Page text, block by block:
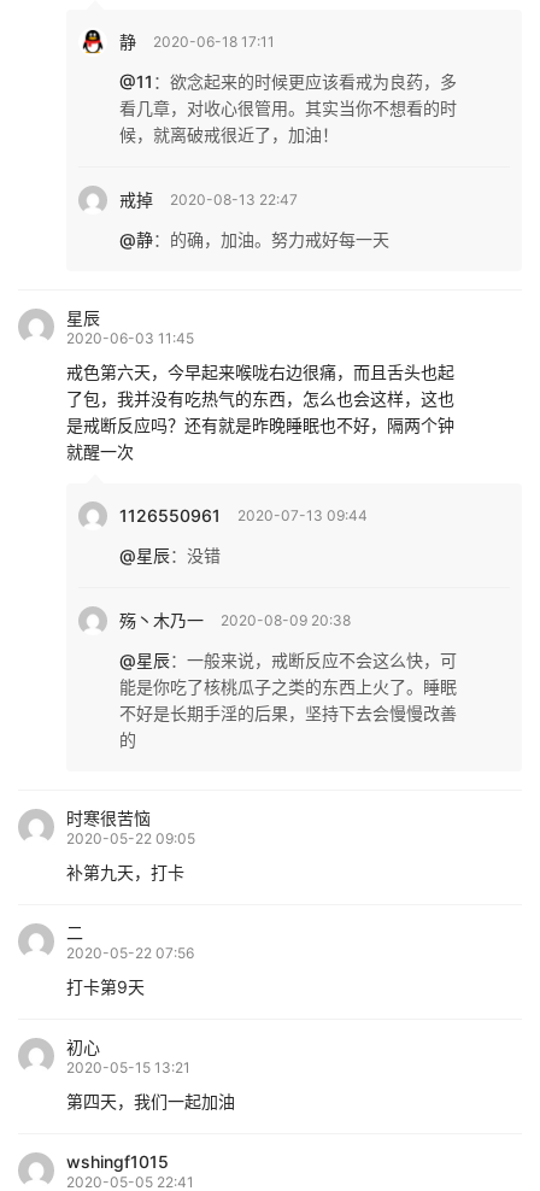
静 2020-06-18 17:11
@11 ： 欲念起来的时候更应该看戒为良药，多
看几章，对收心很管用。其实当你不想看的时
候，就离破戒很近了，加油！
戒掉 2020-08-13 22:47
@静： 的确，加油。努力戒好每一天
星辰
2020-06-03 11:45
戒色第六天，今早起来喉咙右边很痛，而且舌头也起
了包，我并没有吃热气的东西，怎么也会这样，这也
是戒断反应吗？还有就是昨晚睡眠也不好，隔两个钟
就醒一次
1126550961 2020-07-13 09:44
@星辰： 没错
殇丶木乃一 2020-08-09 20:38
@星辰： 一般来说，戒断反应不会这么快，可
能是你吃了核桃瓜子之类的东西上火了。睡眠
不好是长期手淫的后果，坚持下去会慢慢改善
的
时寒很苦恼
2020-05-22 09:05
补第九天，打卡
二
2020-05-22 07:56
打卡第9天
初心
2020-05-15 13:21
第四天，我们一起加油
wshingf1015
2020-05-05 22:41